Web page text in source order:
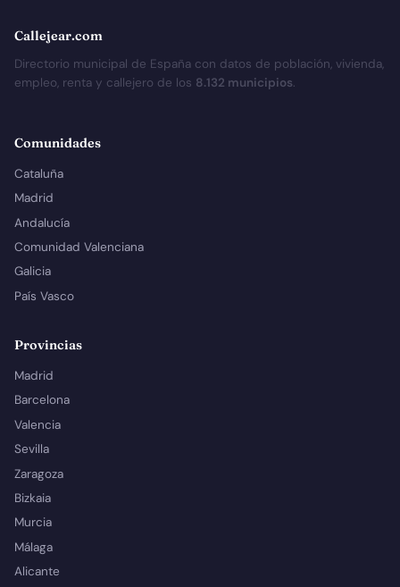
Callejear.com
Directorio municipal de España con datos de población, vivienda,
empleo, renta y callejero de los 8.132 municipios.
Comunidades
Cataluña
Madrid
Andalucía
Comunidad Valenciana
Galicia
País Vasco
Provincias
Madrid
Barcelona
Valencia
Sevilla
Zaragoza
Bizkaia
Murcia
Málaga
Alicante